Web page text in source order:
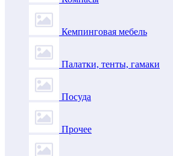
Кемпинговая мебель
Палатки, тенты, гамаки
Посуда
Прочее